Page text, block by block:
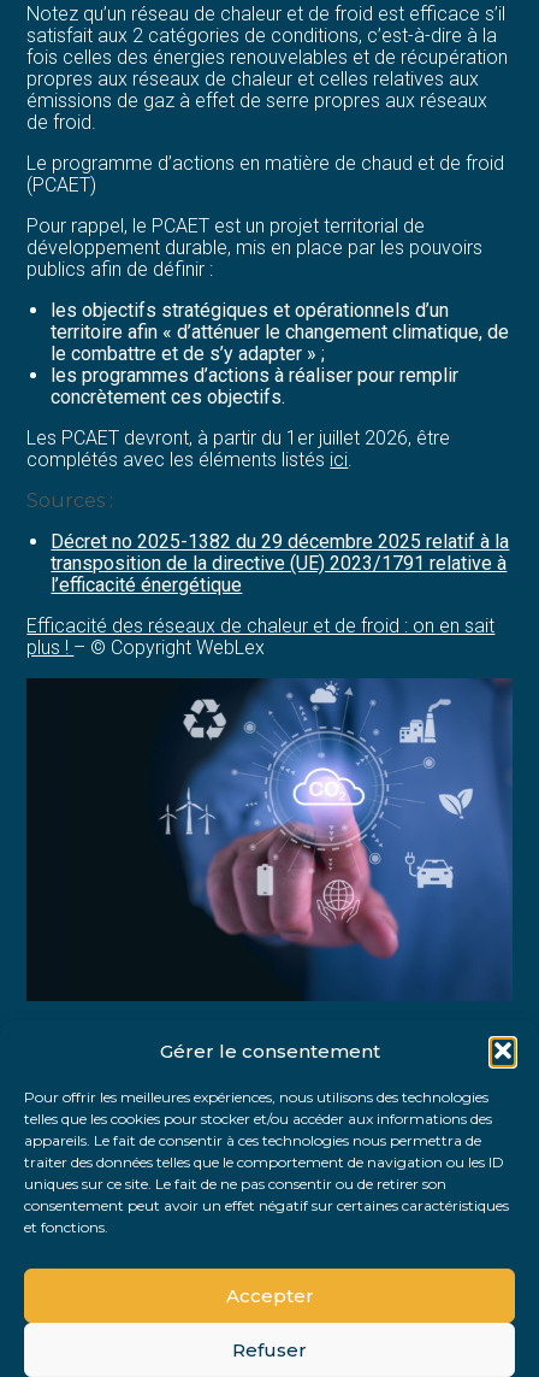
Gérer le consentement
Pour offrir les meilleures expériences, nous utilisons des technologies
telles que les cookies pour stocker et/ou accéder aux informations des
appareils. Le fait de consentir à ces technologies nous permettra de
traiter des données telles que le comportement de navigation ou les ID
uniques sur ce site. Le fait de ne pas consentir ou de retirer son
consentement peut avoir un effet négatif sur certaines caractéristiques
et fonctions.
Accepter
Refuser
Notez qu’un réseau de chaleur et de froid est efficace s’il
satisfait aux 2 catégories de conditions, c’est-à-dire à la
fois celles des énergies renouvelables et de récupération
propres aux réseaux de chaleur et celles relatives aux
émissions de gaz à effet de serre propres aux réseaux
de froid.
Le programme d’actions en matière de chaud et de froid
(PCAET)
Pour rappel, le PCAET est un projet territorial de
développement durable, mis en place par les pouvoirs
publics afin de définir :
les objectifs stratégiques et opérationnels d’un
territoire afin « d’atténuer le changement climatique, de
le combattre et de s’y adapter » ;
les programmes d’actions à réaliser pour remplir
concrètement ces objectifs.
Les PCAET devront, à partir du 1er juillet 2026, être
complétés avec les éléments listés ici
Sources :
Décret no 2025-1382 du 29 décembre 2025 relatif à la
transposition de la directive (UE) 2023/1791 relative à
l’efficacité énergétique
Efficacité des réseaux de chaleur et de froid : on en sait
plus ! – © Copyright WebLex
FaceBook
TwitterLinkedIn